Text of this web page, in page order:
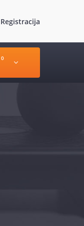
Registracija
0